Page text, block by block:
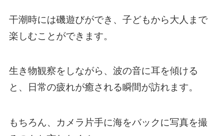
干潮時には磯遊びができ、子どもから大人まで
楽しむことができます。
生き物観察をしながら、波の音に耳を傾ける
と、日常の疲れが癒される瞬間が訪れます。
もちろん、カメラ片手に海をバックに写真を撮